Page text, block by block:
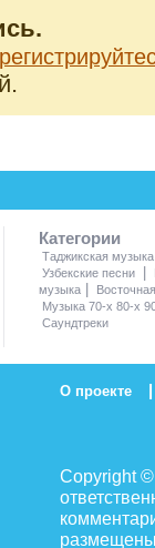
Категории
Таджикская музыка
Узбекские песни
музыка
Музыка 70-х 80-х
Саундтреки
О проекте |
Copyright
размещены